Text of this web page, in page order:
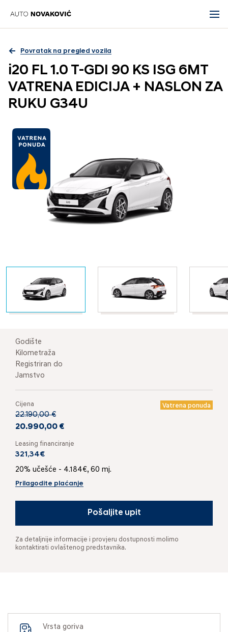
Povratak na pregled vozila
i20 FL 1.0 T-GDI 90 KS ISG 6MT
VATRENA EDICIJA + NASLON ZA
RUKU G34U
Godište
Kilometraža
Registriran do
Jamstvo
Cijena Vatrena ponuda
22.190,00 €
20.990,00 €
Leasing financiranje
321,34€
20% učešće - 4.184€, 60 mj.
Prilagodite plaćanje
Pošaljite upit
Za detaljnije informacije i provjeru dostupnosti molimo
kontaktirati ovlaštenog predstavnika.
Vrsta goriva